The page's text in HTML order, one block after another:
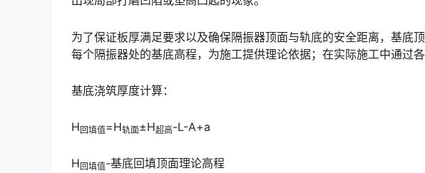
为了保证板厚满足要求以及确保隔振器顶面与轨底的安全距离，基底
每个隔振器处的基底高程，为施工提供理论依据；在实际施工中通过
基底浇筑厚度计算：
H 回填值=H轨面±H超高-L-A+a
H 回填值-基底回填顶面理论高程